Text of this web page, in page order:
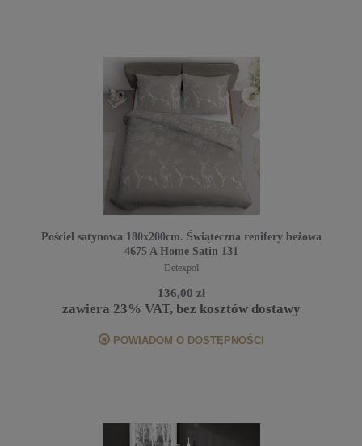
Pościel satynowa 180x200cm. Świąteczna renifery beżowa
4675 A Home Satin 131
Detexpol
136,00 zł
zawiera 23% VAT, bez kosztów dostawy
POWIADOM O DOSTĘPNOŚCI